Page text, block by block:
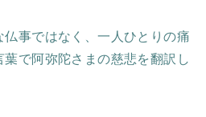
事ではなく、一人ひとりの痛
で阿弥陀さまの慈悲を翻訳し